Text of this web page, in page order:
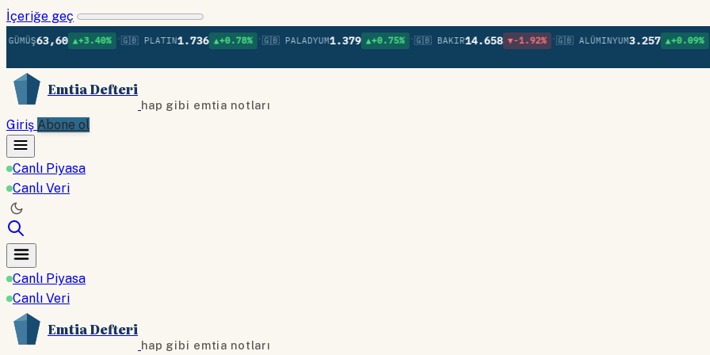
İçeriğe geç
63,60 ▲+3.40% •🇬🇧 PLATIN1.736 ▲+0.78% •🇬🇧 PALADYUM1.379 ▲+0.75% •🇬🇧 BAKIR 14.658 ▼-1.92% •🇬🇧 ALÜMINYUM3.257 ▲+0.09% •🇬🇧
Emtia Defteri
hap gibi emtia notları
Giriş Abone ol
Canlı Piyasa
Canlı Veri
Canlı Piyasa
Canlı Veri
Emtia Defteri
hap gibi emtia notları